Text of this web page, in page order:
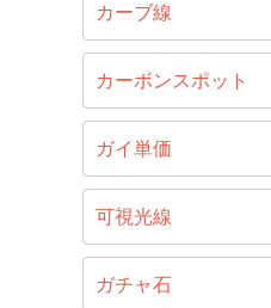
カーブ線
カーボンスポット
ガイ単価
可視光線
ガチャ石